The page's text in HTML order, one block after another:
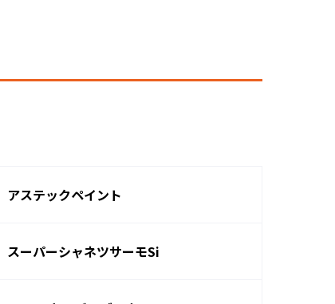
アステックペイント
スーパーシャネツサーモSi